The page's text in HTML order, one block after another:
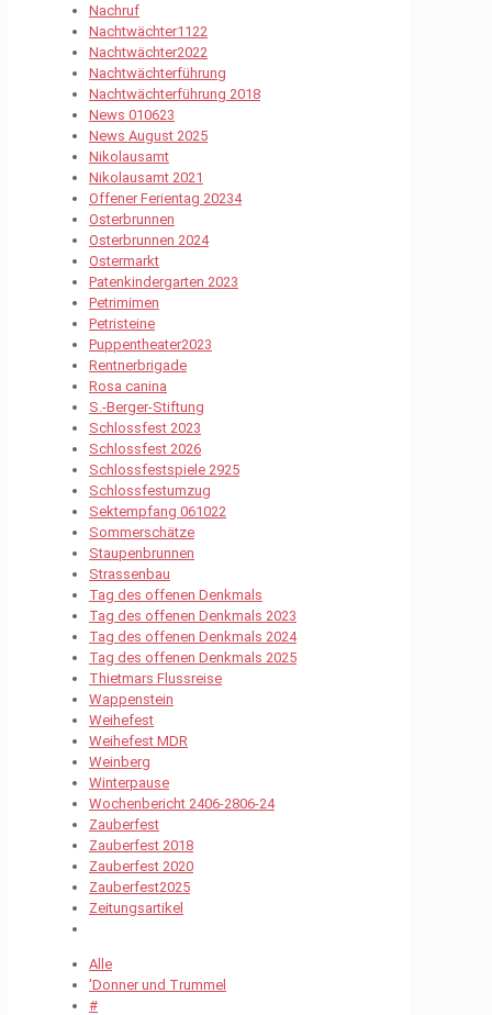
Nachruf
Nachtwächter1122
Nachtwächter2022
Nachtwächterführung
Nachtwächterführung 2018
News 010623
News August 2025
Nikolausamt
Nikolausamt 2021
Offener Ferientag 20234
Osterbrunnen
Osterbrunnen 2024
Ostermarkt
Patenkindergarten 2023
Petrimimen
Petristeine
Puppentheater2023
Rentnerbrigade
Rosa canina
S.-Berger-Stiftung
Schlossfest 2023
Schlossfest 2026
Schlossfestspiele 2925
Schlossfestumzug
Sektempfang 061022
Sommerschätze
Staupenbrunnen
Strassenbau
Tag des offenen Denkmals
Tag des offenen Denkmals 2023
Tag des offenen Denkmals 2024
Tag des offenen Denkmals 2025
Thietmars Flussreise
Wappenstein
Weihefest
Weihefest MDR
Weinberg
Winterpause
Wochenbericht 2406-2806-24
Zauberfest
Zauberfest 2018
Zauberfest 2020
Zauberfest2025
Zeitungsartikel
Alle
'Donner und Trummel
#